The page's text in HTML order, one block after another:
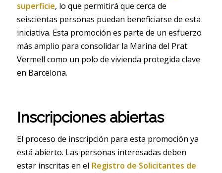
superficie, lo que permitirá que cerca de
seiscientas personas puedan beneficiarse de esta
iniciativa. Esta promoción es parte de un esfuerzo
más amplio para consolidar la Marina del Prat
Vermell como un polo de vivienda protegida clave
en Barcelona.
Inscripciones abiertas
El proceso de inscripción para esta promoción ya
está abierto. Las personas interesadas deben
estar inscritas en el Registro de Solicitantes de